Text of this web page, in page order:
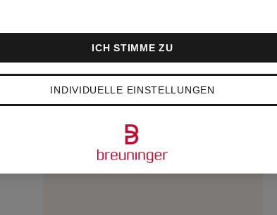
INDIVIDUELLE EINSTELLUNGEN
ICH STIMME ZU